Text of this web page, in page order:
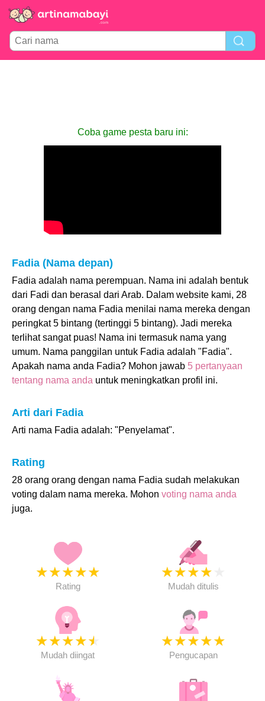
Coba game pesta baru ini:
Fadia (Nama depan)
Fadia adalah nama perempuan. Nama ini adalah bentuk
dari Fadi dan berasal dari Arab. Dalam website kami, 28
orang dengan nama Fadia menilai nama mereka dengan
peringkat 5 bintang (tertinggi 5 bintang). Jadi mereka
terlihat sangat puas! Nama ini termasuk nama yang
umum. Nama panggilan untuk Fadia adalah "Fadia".
Apakah nama anda Fadia? Mohon jawab 5 pertanyaan
tentang nama anda untuk meningkatkan profil ini.
Arti dari Fadia
Arti nama Fadia adalah: "Penyelamat".
Rating
28 orang orang dengan nama Fadia sudah melakukan
voting dalam nama mereka. Mohon voting nama anda
juga.
★★★★★
Rating
★★★★
Mudah ditulis
★★★★★
Mudah diingat
★★★★★
Pengucapan